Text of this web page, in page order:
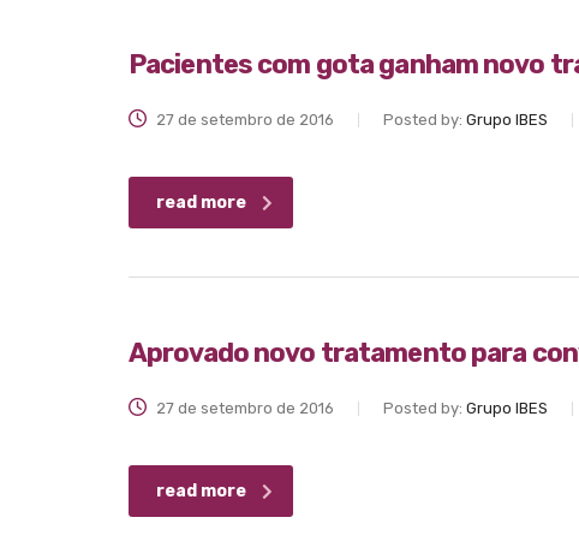
Pacientes com gota ganham novo
27 de setembro de 2016 Posted by: Grupo IBES
read more
Aprovado novo tratamento para
27 de setembro de 2016 Posted by: Grupo IBES
read more